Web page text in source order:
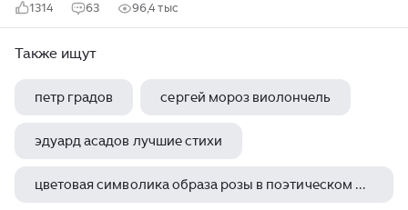
1314 63 96,4 тыс
Также ищут
петр градов сергей мороз виолончель
эдуард асадов лучшие стихи
цветовая символика образа розы в поэтическом мире анны ахматовой